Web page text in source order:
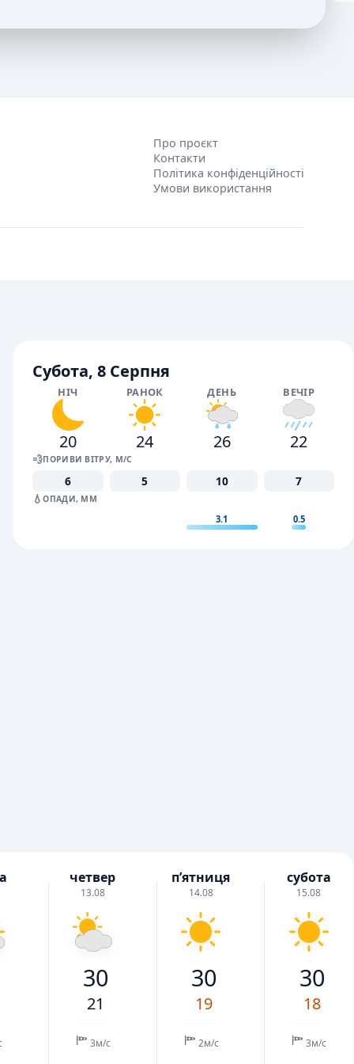
Про проєкт
Контакти
Політика конфіденційності
Умови використання
Субота, 8 Серпня
НІЧ РАНОК ДЕНЬ ВЕЧІР
20 24 26 22
💨ПОРИВИ ВІТРУ, М/С
6 5 10 7
💧ОПАДИ, ММ
3.1 0.5
четвер
13.08
30
21
3м/с
пʼятниця
14.08
30
19
2м/с
субота
15.08
30
18
3м/с